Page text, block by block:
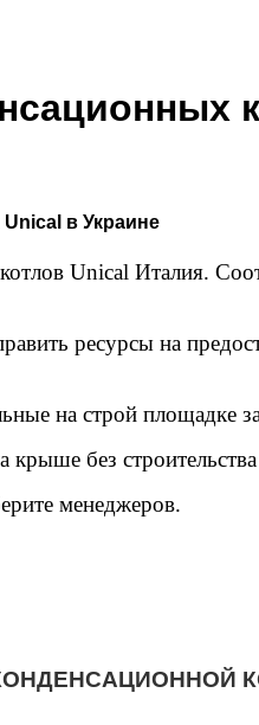
в Украине
Unical Италия.
ресурсы на
на строй площадке
без
менеджеров.